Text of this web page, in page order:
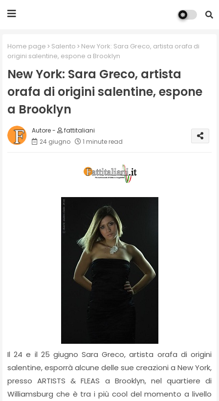
Home page Salento
New York: Sara Greco, artista orafa di
origini salentine, espone a Brooklyn
New York: Sara Greco, artista
orafa di origini salentine, espone
a Brooklyn
fattitaliani
24 giugno
1 minute read
Il 24 e il 25 giugno Sara Greco, artista orafa di origini
salentine, esporrà alcune delle sue creazioni a New York,
presso ARTISTS & FLEAS a Brooklyn, nel quartiere di
Williamsburg che è tra i più cool del momento a livello